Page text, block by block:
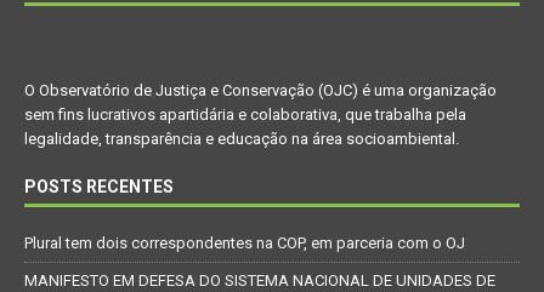
O Observatório de Justiça e Conservação (OJC) é uma organização
sem fins lucrativos apartidária e colaborativa, que trabalha pela
legalidade, transparência e educação na área socioambiental.
POSTS RECENTES
Plural tem dois correspondentes na COP, em parceria com o OJ
MANIFESTO EM DEFESA DO SISTEMA NACIONAL DE UNIDADES DE